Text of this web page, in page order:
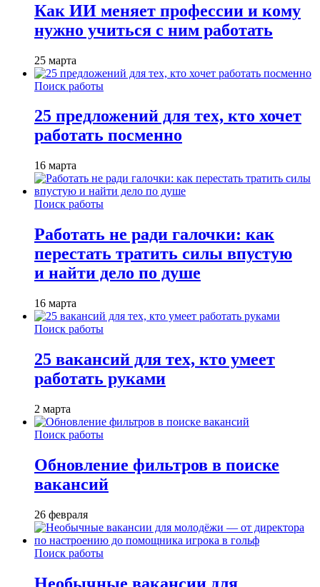
Как ИИ меняет профессии и кому
нужно учиться с ним работать
25 марта
Поиск работы
25 предложений для тех, кто хочет
работать посменно
16 марта
Поиск работы
Работать не ради галочки: как
перестать тратить силы впустую
и найти дело по душе
16 марта
Поиск работы
25 вакансий для тех, кто умеет
работать руками
2 марта
Поиск работы
Обновление фильтров в поиске
вакансий
26 февраля
Поиск работы
Необычные вакансии для